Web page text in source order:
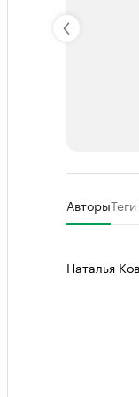
АвторыТеги
Наталья